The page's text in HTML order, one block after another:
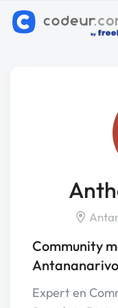
Community
Antananarivo
Expert en